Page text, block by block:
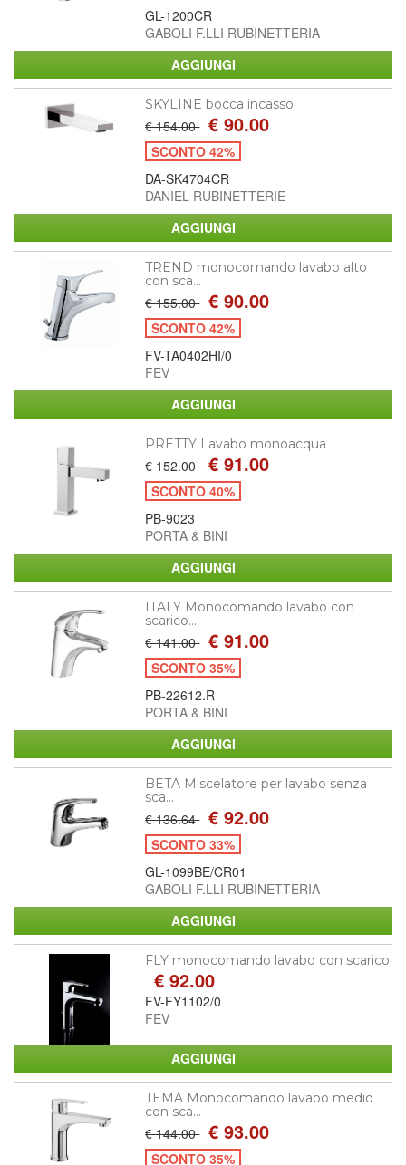
GL-1200CR
GABOLI F.LLI RUBINETTERIA
SKYLINE bocca incasso
€ 154.00 € 90.00
SCONTO 42%
DA-SK4704CR
DANIEL RUBINETTERIE
TREND monocomando lavabo alto
con sca...
€ 155.00 € 90.00
SCONTO 42%
FV-TA0402HI/0
FEV
PRETTY Lavabo monoacqua
€ 152.00 € 91.00
SCONTO 40%
PB-9023
PORTA & BINI
ITALY Monocomando lavabo con
scarico...
€ 141.00 € 91.00
SCONTO 35%
PB-22612.R
PORTA & BINI
BETA Miscelatore per lavabo senza
sca...
€ 136.64 € 92.00
SCONTO 33%
GL-1099BE/CR01
GABOLI F.LLI RUBINETTERIA
FLY monocomando lavabo con scarico
€ 92.00
FV-FY1102/0
FEV
TEMA Monocomando lavabo medio
con sca...
€ 144.00 € 93.00
SCONTO 35%